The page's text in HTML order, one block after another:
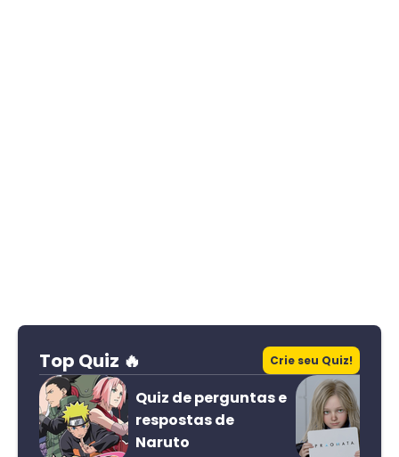
Top Quiz 🔥 Crie seu Quiz!
Quiz de perguntas e
respostas de
Naruto